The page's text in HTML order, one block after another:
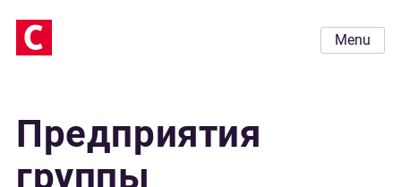
Menu
Предприятия
группы